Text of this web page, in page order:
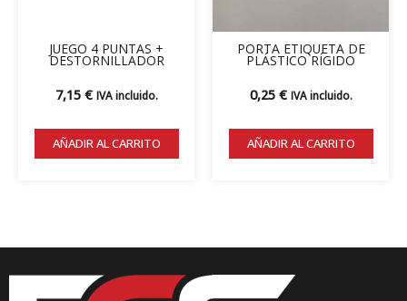
JUEGO 4 PUNTAS +
DESTORNILLADOR
7,15 € IVA incluido.
AÑADIR AL CARRITO
PORTA ETIQUETA DE
PLÁSTICO RÍGIDO
0,25 € IVA incluido.
AÑADIR AL CARRITO
elegir
de